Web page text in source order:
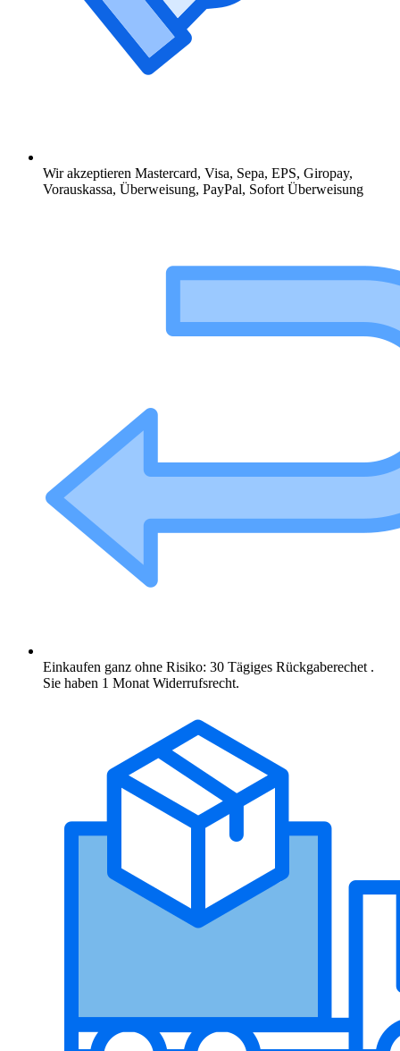
Wir akzeptieren Mastercard, Visa, Sepa, EPS, Giropay,
Vorauskassa, Überweisung, PayPal, Sofort Überweisung
Einkaufen ganz ohne Risiko: 30 Tägiges Rückgaberechet .
Sie haben 1 Monat Widerrufsrecht.